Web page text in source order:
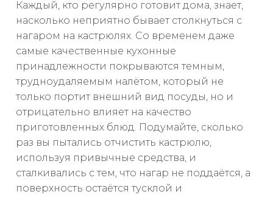
Каждый, кто регулярно готовит дома, знает,
насколько неприятно бывает столкнуться с
нагаром на кастрюлях. Со временем даже
самые качественные кухонные
принадлежности покрываются темным,
трудноудаляемым налётом, который не
только портит внешний вид посуды, но и
отрицательно влияет на качество
приготовленных блюд. Подумайте, сколько
раз вы пытались отчистить кастрюлю,
используя привычные средства, и
сталкивались с тем, что нагар не поддаётся, а
поверхность остаётся тусклой и